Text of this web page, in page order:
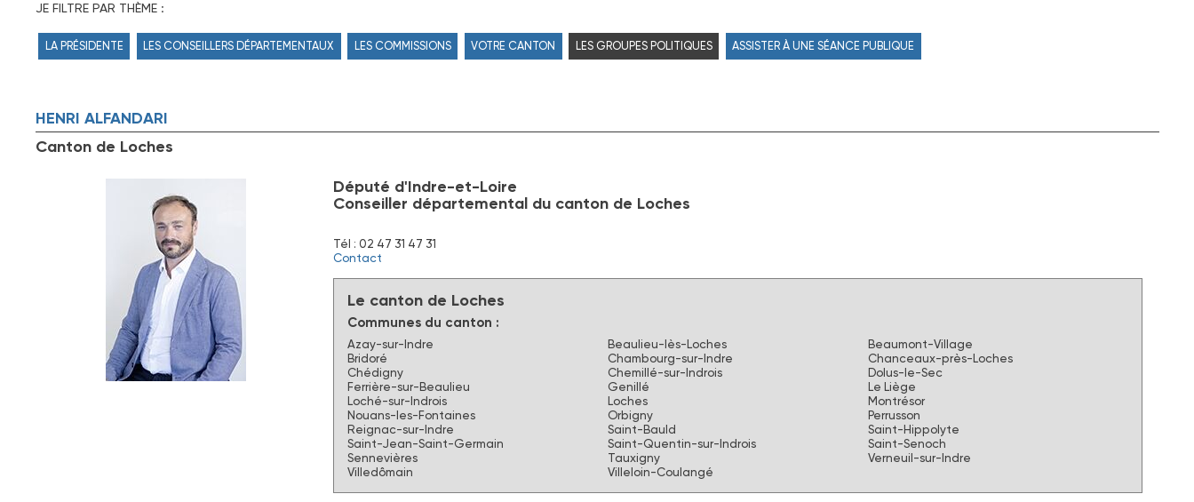
JE FILTRE PAR THÈME :
LA PRÉSIDENTE LES CONSEILLERS DÉPARTEMENTAUX LES COMMISSIONS VOTRE CANTON LES GROUPES POLITIQUES ASSISTER À UNE SÉANCE PUBLIQUE
HENRI ALFANDARI
Canton de Loches
Député d'Indre-et-Loire
Conseiller départemental du canton de Loches
Tél : 02 47 31 47 31
Contact
Le canton de Loches
Communes du canton :
Azay-sur-Indre Beaulieu-lès-Loches
Beaumont-Village
Bridoré
Chambourg-sur-Indre
Chanceaux-près-Loches
Chédigny
Chemillé-sur-Indrois
Dolus-le-Sec
Ferrière-sur-Beaulieu
Genillé
Le Liège
Loché-sur-Indrois
Loches
Montrésor
Nouans-les-Fontaines
Orbigny
Perrusson
Reignac-sur-Indre
Saint-Bauld
Saint-Hippolyte
Saint-Jean-Saint-Germain
Saint-Quentin-sur-Indrois
Saint-Senoch
Sennevières
Tauxigny
Verneuil-sur-Indre
Villedômain
Villeloin-Coulangé